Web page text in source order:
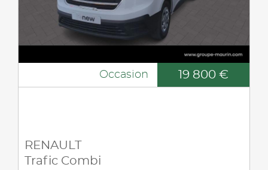
Occasion 19 800 €
RENAULT
Trafic Combi